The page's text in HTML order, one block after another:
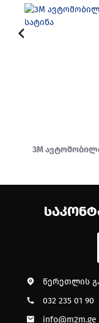
3M
წერეთლის
032 235 01 90
info@m2m.ge